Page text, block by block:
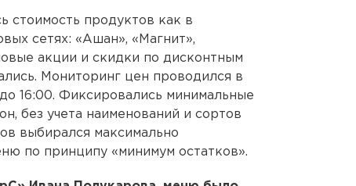
стоимость продуктов как в
сетях: «Ашан», «Магнит»,
акции и скидки по дисконтным
Мониторинг цен проводился в
16:00. Фиксировались минимальные
без учета наименований и сортов
выбирался максимально
по принципу «минимум остатков».